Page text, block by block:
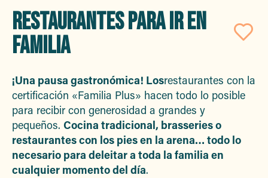
RESTAURANTES PARA IR EN
FAMILIA
¡Una pausa gastronómica! Losrestaurantes con la
certificación «Familia Plus» hacen todo lo posible
para recibir con generosidad a grandes y
pequeños. Cocina tradicional, brasseries o
restaurantes con los pies en la arena… todo lo
necesario para deleitar a toda la familia en
cualquier momento del día.